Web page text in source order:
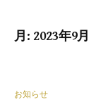
月: 2023年9月
お知らせ